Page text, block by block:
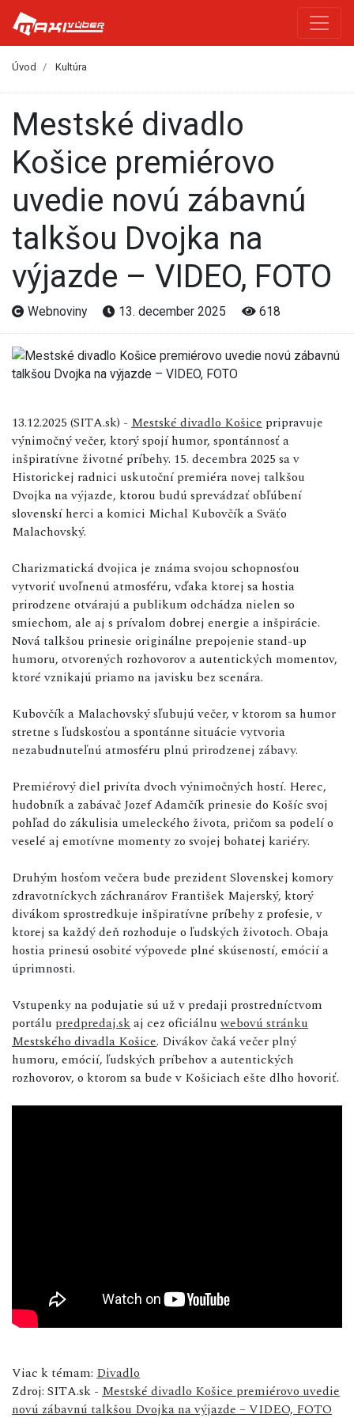
Úvod Kultúra
Mestské divadlo
Košice premiérovo
uvedie novú zábavnú
talkšou Dvojka na
výjazde – VIDEO, FOTO
Webnoviny 13. december 2025 618
13.12.2025 (SITA.sk) - Mestské divadlo Košice pripravuje
výnimočný večer, ktorý spojí humor, spontánnosť a
inšpiratívne životné príbehy. 15. decembra 2025 sa v
Historickej radnici uskutoční premiéra novej talkšou
Dvojka na výjazde, ktorou budú sprevádzať obľúbení
slovenskí herci a komici Michal Kubovčík a Sväťo
Malachovský.
Charizmatická dvojica je známa svojou schopnosťou
vytvoriť uvoľnenú atmosféru, vďaka ktorej sa hostia
prirodzene otvárajú a publikum odchádza nielen so
smiechom, ale aj s prívalom dobrej energie a inšpirácie.
Nová talkšou prinesie originálne prepojenie stand-up
humoru, otvorených rozhovorov a autentických momentov,
ktoré vznikajú priamo na javisku bez scenára.
Kubovčík a Malachovský sľubujú večer, v ktorom sa humor
stretne s ľudskosťou a spontánne situácie vytvoria
nezabudnuteľnú atmosféru plnú prirodzenej zábavy.
Premiérový diel privíta dvoch výnimočných hostí. Herec,
hudobník a zabávač Jozef Adamčík prinesie do Košíc svoj
pohľad do zákulisia umeleckého života, pričom sa podelí o
veselé aj emotívne momenty zo svojej bohatej kariéry.
Druhým hosťom večera bude prezident Slovenskej komory
zdravotníckych záchranárov František Majerský, ktorý
divákom sprostredkuje inšpiratívne príbehy z profesie, v
ktorej sa každý deň rozhoduje o ľudských životoch. Obaja
hostia prinesú osobité výpovede plné skúseností, emócií a
úprimnosti.
Vstupenky na podujatie sú už v predaji prostredníctvom
portálu predpredaj.skaj cez oficiálnuwebovú stránku
Mestského divadla Košice. Divákov čaká večer plný
humoru, emócií, ľudských príbehov a autentických
rozhovorov, o ktorom sa bude v Košiciach ešte dlho hovoriť.
Viac k témam: Divadlo
Zdroj: SITA.sk - Mestské divadlo Košice premiérovo uvedie
novú zábavnú talkšou Dvojka na výjazde – VIDEO, FOTO